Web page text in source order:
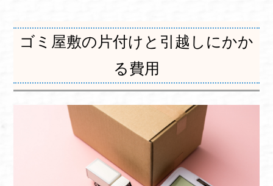
ゴミ屋敷の片付けと引越しにかか
る費用